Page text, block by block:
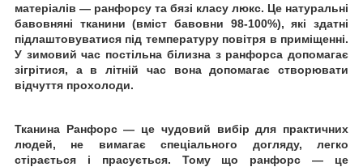
матеріалів ― ранфорсу та бязі класу люкс. Це натуральні
бавовняні тканини (вміст бавовни 98-100%), які здатні
підлаштовуватися під температуру повітря в приміщенні.
У зимовий час постільна білизна з ранфорса допомагає
зігрітися, а в літній час вона допомагає створювати
відчуття прохолоди.
Тканина Ранфорс ― це чудовий вибір для практичних
людей, не вимагає спеціального догляду, легко
стірається і прасується. Тому що ранфорс ― це